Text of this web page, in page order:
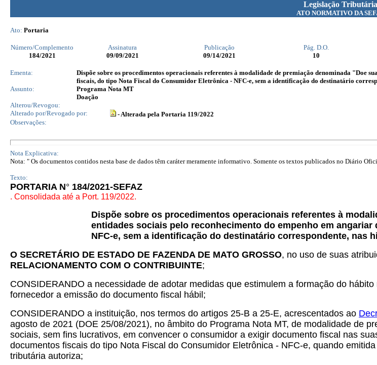
Legislação Tributária
ATO NORMATIVO DA
Ato: Portaria
Número/Complemento Assinatura Publicação Pág. D.O.
184/2021 09/09/2021 09/14/2021 10
Ementa:
Dispõe sobre os procedimentos operacionais referentes à modalidade de premiação denominada "Doe
fiscais, do tipo Nota Fiscal do Consumidor Eletrônica - NFC-e, sem a identificação do destinatário
Assunto:
Programa Nota MT
Doação
Alterou/Revogou:
Alterado por/Revogado por:
- Alterada pela Portaria 119/2022
Observações:
Nota Explicativa:
Nota: " Os documentos contidos nesta base de dados têm caráter meramente informativo. Somente os textos publicados no Diário
Texto:
PORTARIA N° 184/2021-SEFAZ
. Consolidada até a Port. 119/2022.
Dispõe sobre os procedimentos operacionais referentes à
entidades sociais pelo reconhecimento do empenho em
NFC-e, sem a identificação do destinatário correspondente, nas
O SECRETÁRIO DE ESTADO DE FAZENDA DE MATO GROSSO, no uso de suas
RELACIONAMENTO COM O CONTRIBUINTE;
CONSIDERANDO a necessidade de adotar medidas que estimulem a formação do
fornecedor a emissão do documento fiscal hábil;
CONSIDERANDO a instituição, nos termos do artigos 25-B a 25-E, acrescentados ao
agosto de 2021 (DOE 25/08/2021), no âmbito do Programa Nota MT, de modalidade de
sociais, sem fins lucrativos, em convencer o consumidor a exigir documento fiscal nas
documentos fiscais do tipo Nota Fiscal do Consumidor Eletrônica - NFC-e, quando
tributária autoriza;